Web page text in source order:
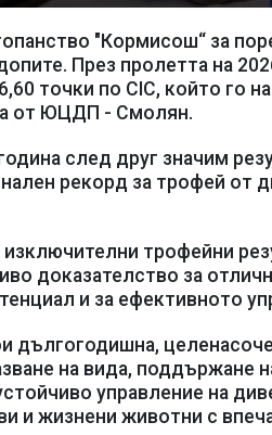
"Кормисош“ за
През пролетта на
точки по CIC, който го
от ЮЦДП - Смолян.
след друг значим
рекорд за трофей от
изключителни трофейни
доказателство за
и за ефективното
дългогодишна,
на вида, поддържане
управление на
и жизнени животни с